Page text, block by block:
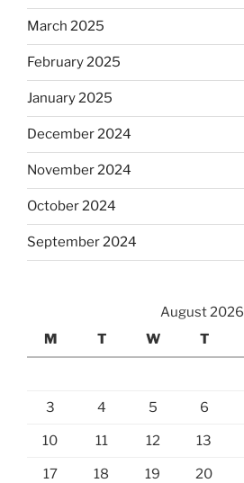
March 2025
February 2025
January 2025
December 2024
November 2024
October 2024
September 2024
August 2026
M
T W T
3 4 5 6
10 11 12 13
17 18 19 20